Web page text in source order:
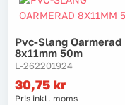
Pvc-Slang Oarmerad
8x11mm 50m
L-262201924
30,75 kr
Pris inkl. moms